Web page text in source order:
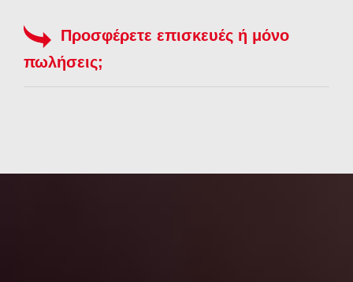
Προσφέρετε επισκευές ή μόνο
πωλήσεις;